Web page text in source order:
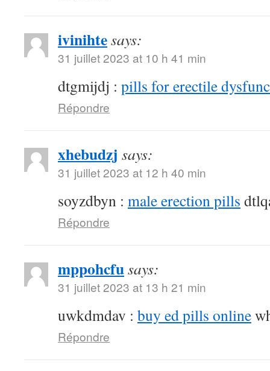
ivinihtesays:
31 juillet 2023 at 10 h 41 min
dtgmijdj : pills for erectile
Répondre
xhebudzj says:
31 juillet 2023 at 12 h 40 min
soyzdbyn : male erection pills
Répondre
mppohcfusays:
31 juillet 2023 at 13 h 21 min
uwkdmdav : buy ed pills online
Répondre